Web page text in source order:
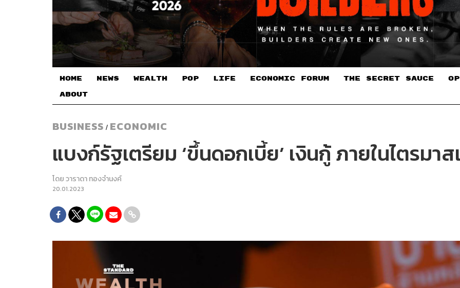
HOME NEWS WEALTH POP LIFE ECONOMIC FORUM THE SECRET SAUCE​
ABOUT
BUSINESS / ECONOMIC
แบงก์รัฐเตรียม ‘ขึ้นดอกเบี้ย’ เงินกู้ ภายในไตรมา
โดยวาราดา ทองจำนงค์
20.01.2023